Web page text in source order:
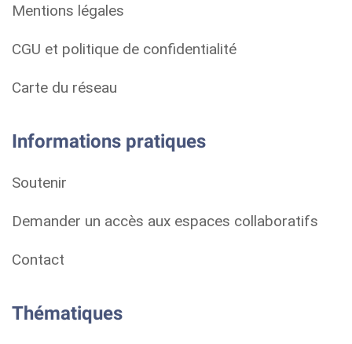
Mentions légales
CGU et politique de confidentialité
Carte du réseau
Informations pratiques
Soutenir
Demander un accès aux espaces collaboratifs
Contact
Thématiques